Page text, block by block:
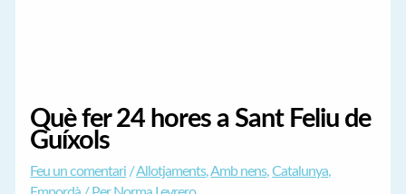
Què fer 24 hores a Sant Feliu de
Guíxols
Feu un comentari /Allotjaments,Amb nens,Catalunya,